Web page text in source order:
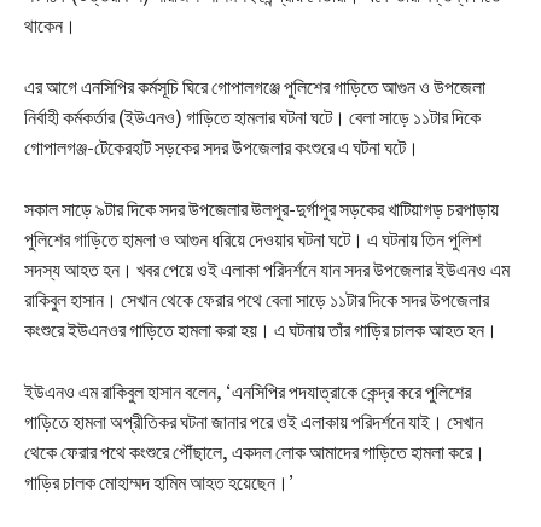
থাকেন।
এর আগে এনসিপির কর্মসূচি ঘিরে গোপালগঞ্জে পুলিশের গাড়িতে আগুন ও উপজেলা
নির্বাহী কর্মকর্তার (ইউএনও) গাড়িতে হামলার ঘটনা ঘটে। বেলা সাড়ে ১১টার দিকে
গোপালগঞ্জ-টেকেরহাট সড়কের সদর উপজেলার কংশুরে এ ঘটনা ঘটে।
সকাল সাড়ে ৯টার দিকে সদর উপজেলার উলপুর-দুর্গাপুর সড়কের খাটিয়াগড় চরপাড়ায়
পুলিশের গাড়িতে হামলা ও আগুন ধরিয়ে দেওয়ার ঘটনা ঘটে। এ ঘটনায় তিন পুলিশ
সদস্য আহত হন। খবর পেয়ে ওই এলাকা পরিদর্শনে যান সদর উপজেলার ইউএনও এম
রাকিবুল হাসান। সেখান থেকে ফেরার পথে বেলা সাড়ে ১১টার দিকে সদর উপজেলার
কংশুরে ইউএনওর গাড়িতে হামলা করা হয়। এ ঘটনায় তাঁর গাড়ির চালক আহত হন।
ইউএনও এম রাকিবুল হাসান বলেন, ‘এনসিপির পদযাত্রাকে কেন্দ্র করে পুলিশের
গাড়িতে হামলা অপ্রীতিকর ঘটনা জানার পরে ওই এলাকায় পরিদর্শনে যাই। সেখান
থেকে ফেরার পথে কংশুরে পৌঁছালে, একদল লোক আমাদের গাড়িতে হামলা করে।
গাড়ির চালক মোহাম্মদ হামিম আহত হয়েছেন।’